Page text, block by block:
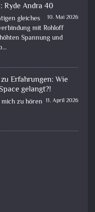
Ryde Andra 40
10. Mai 2026
gleiches
mit Rohloff
Spannung und
zu Erfahrungen: Wie
gelangt?!
11. April 2026
zu hören